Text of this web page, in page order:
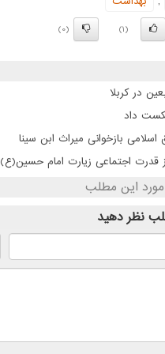
(1)
(0)
در کربلا
داد
بازخوانی میراث ابن سینا
قدرت اجتماعی زیارت امام حسین(ع)
مورد این مطلب
نظر دهید